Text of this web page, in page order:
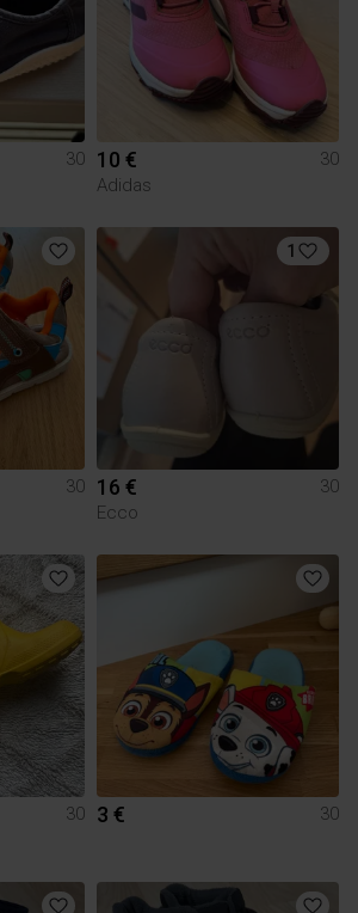
30
10 €
30
Adidas
30
1
16 €
30
Ecco
30
3 € 30